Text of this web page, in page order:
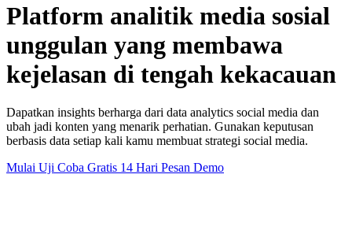
Platform analitik media sosial
unggulan yang membawa
kejelasan di tengah kekacauan
Dapatkan insights berharga dari data analytics social media dan
ubah jadi konten yang menarik perhatian. Gunakan keputusan
berbasis data setiap kali kamu membuat strategi social media.
Mulai Uji Coba Gratis 14 Hari Pesan Demo